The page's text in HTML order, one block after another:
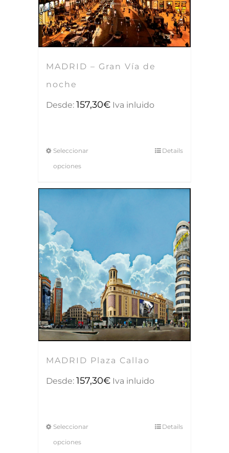
MADRID – Gran Vía de
noche
Desde: 157,30€ Iva inluido
Seleccionar
opciones
Details
MADRID Plaza Callao
Desde: 157,30€ Iva inluido
Seleccionar
opciones
Details